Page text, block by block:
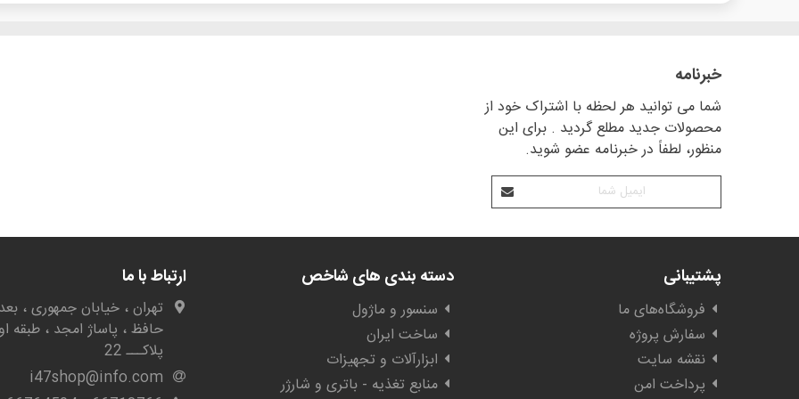
خبرنامه
شما می توانید هر لحظه با اشتراک خود از
محصولات جدید مطلع گردید . برای این
منظور، لطفاً در خبرنامه عضو شوید.
پشتیبانی
فروشگاه‌های ما
سفارش پروژه
نقشه سایت
پرداخت امن
دسته بندی های شاخص
سنسور و ماژول
ساخت ایران
ابزارآلات و تجهیزات
منابع تغذیه - باتری و شارژر
ارتباط با ما
تهران ، خیابان جمهوری ،
حافظ ، پاساژ امجد ، طبقه
پلاکـــ 22
i47shop@info.com